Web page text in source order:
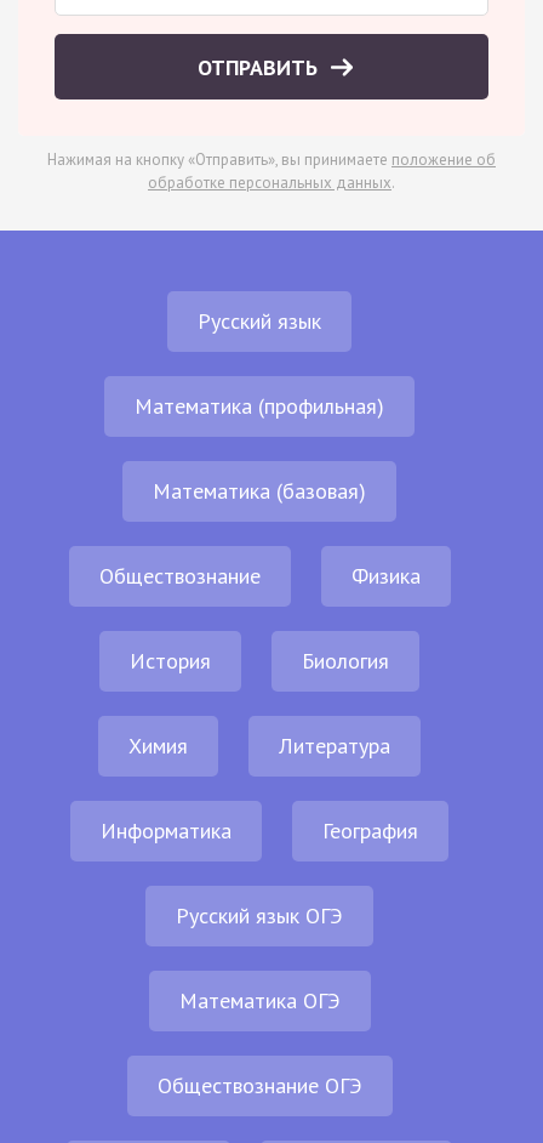
ОТПРАВИТЬ
Нажимая на кнопку «Отправить», вы принимаете положение об
обработке персональных данных.
Русский язык
Математика (профильная)
Математика (базовая)
Обществознание Физика
История Биология
Химия Литература
Информатика География
Русский язык ОГЭ
Математика ОГЭ
Обществознание ОГЭ